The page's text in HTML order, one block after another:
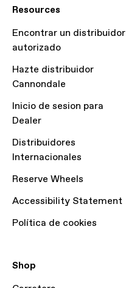
Resources
Encontrar un distribuidor
autorizado
Hazte distribuidor
Cannondale
Inicio de sesion para
Dealer
Distribuidores
Internacionales
Reserve Wheels
Accessibility Statement
Política de cookies
Shop